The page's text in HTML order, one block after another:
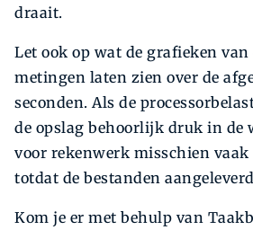
draait.
Let ook op wat de grafieken
metingen laten zien over de
seconden. Als de
de opslag behoorlijk druk in de
voor rekenwerk misschien
totdat de bestanden
Kom je er met behulp van